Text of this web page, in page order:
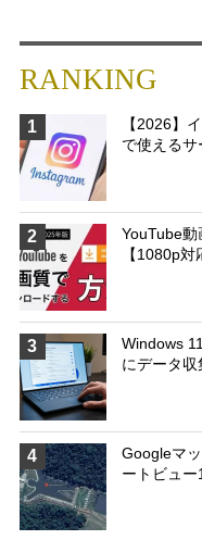
RANKING
1
【2026】
で使える
2
YouTube
【1080p対
3
Windows
にデータ収
4
Googleマ
ートビュー